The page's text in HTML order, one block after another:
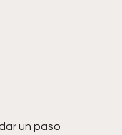
un paso